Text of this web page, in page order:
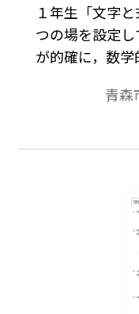
１年生「文字
つの場を設定
が的確に，数
の子も問題意
統合する場3.多
青森